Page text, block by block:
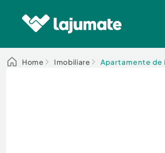
Home Imobiliare Apartamente de